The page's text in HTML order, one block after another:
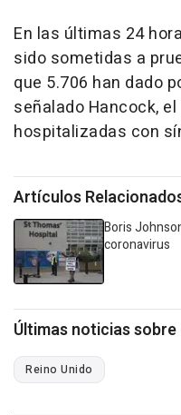
En las últimas 24
sido sometidas a
que 5.706 han dado
señalado Hancock,
hospitalizadas con
Artículos
Boris
coronavirus
Últimas noticias
Reino Unido